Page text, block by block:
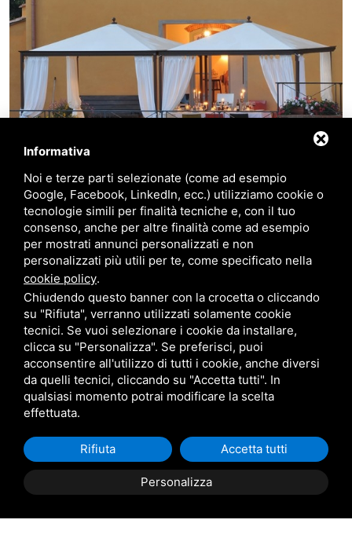
Informativa
Noi e terze parti selezionate (come ad esempio
Google, Facebook, LinkedIn, ecc.) utilizziamo cookie o
tecnologie simili per finalità tecniche e, con il tuo
consenso, anche per altre finalità come ad esempio
per mostrati annunci personalizzati e non
personalizzati più utili per te, come specificato nella
cookie policy.
Chiudendo questo banner con la crocetta o cliccando
su "Rifiuta", verranno utilizzati solamente cookie
tecnici. Se vuoi selezionare i cookie da installare,
clicca su "Personalizza". Se preferisci, puoi
acconsentire all'utilizzo di tutti i cookie, anche diversi
da quelli tecnici, cliccando su "Accetta tutti". In
qualsiasi momento potrai modificare la scelta
effettuata.
Personalizza
Rifiuta Accetta tutti